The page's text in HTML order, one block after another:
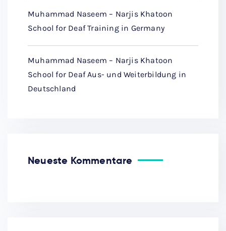
Muhammad Naseem – Narjis Khatoon
School for Deaf Training in Germany
Muhammad Naseem – Narjis Khatoon
School for Deaf Aus- und Weiterbildung in
Deutschland
Neueste Kommentare